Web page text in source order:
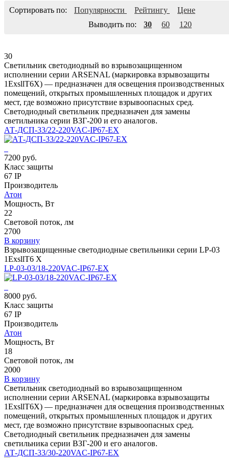
Сортировать по: Популярности Рейтингу
Цене
Выводить по:
30 60 120
30
Светильник светодиодный во взрывозащищенном
исполнении серии ARSENAL (маркировка взрывозащиты
1ЕхsllT6X) — предназначен для освещения производственных
помещений, открытых промышленных площадок и других
мест, где возможно присутствие взрывоопасных сред.
Светодиодный светильник предназначен для замены
светильника серии ВЗГ-200 и его аналогов.
АТ-ДСП-33/22-220VAC-IP67-EX
7200 руб.
Класс защиты
67 IP
Производитель
Атон
Мощность, Вт
22
Световой поток, лм
2700
В корзину
Взрывозащищенные светодиодные светильники серии LP-03
1ExsllT6 X
LP-03-03/18-220VAC-IP67-EX
8000 руб.
Класс защиты
67 IP
Производитель
Атон
Мощность, Вт
18
Световой поток, лм
2000
В корзину
Светильник светодиодный во взрывозащищенном
исполнении серии ARSENAL (маркировка взрывозащиты
1ЕхsllT6X) — предназначен для освещения производственных
помещений, открытых промышленных площадок и других
мест, где возможно присутствие взрывоопасных сред.
Светодиодный светильник предназначен для замены
светильника серии ВЗГ-200 и его аналогов.
АТ-ДСП-33/30-220VAC-IP67-EX